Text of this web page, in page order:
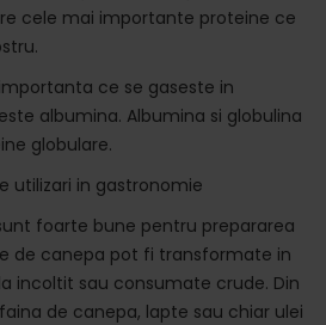
cele mai importante proteine ce
ce se gaseste in
albumina. Albumina si globulina
globulare.
utilizari in gastronomie
foarte bune pentru prepararea
de canepa pot fi transformate in
incoltit sau consumate crude. Din
de canepa, lapte sau chiar ulei